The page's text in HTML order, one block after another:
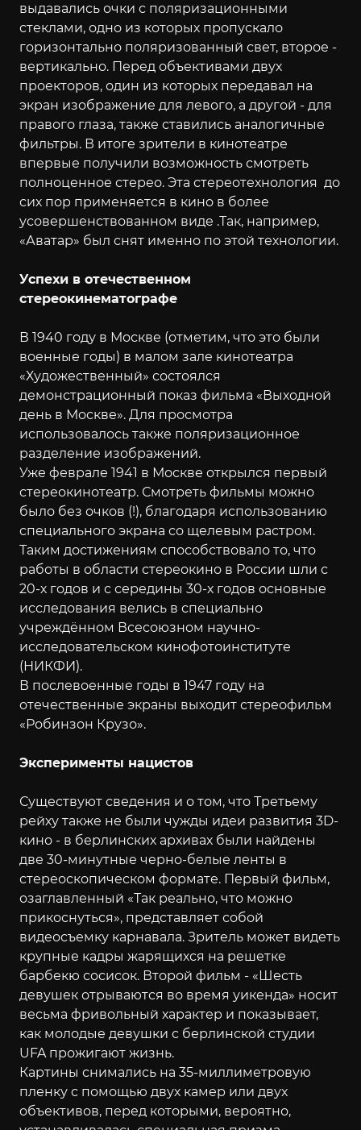
выдавались очки с поляризационными
стеклами, одно из которых пропускало
горизонтально поляризованный свет, второе -
вертикально. Перед объективами двух
проекторов, один из которых передавал на
экран изображение для левого, а другой - для
правого глаза, также ставились аналогичные
фильтры. В итоге зрители в кинотеатре
впервые получили возможность смотреть
полноценное стерео. Эта стереотехнология до
сих пор применяется в кино в более
усовершенствованном виде .Так, например,
«Аватар» был снят именно по этой технологии.
Успехи в отечественном
стереокинематографе
В 1940 году в Москве (отметим, что это были
военные годы) в малом зале кинотеатра
«Художественный» состоялся
демонстрационный показ фильма «Выходной
день в Москве». Для просмотра
использовалось также поляризационное
разделение изображений.
Уже феврале 1941 в Москве открылся первый
стереокинотеатр. Смотреть фильмы можно
было без очков (!), благодаря использованию
специального экрана со щелевым растром.
Таким достижениям способствовало то, что
работы в области стереокино в России шли с
20-х годов и с середины 30-х годов основные
исследования велись в специально
учреждённом Всесоюзном научно-
исследовательском кинофотоинституте
(НИКФИ).
В послевоенные годы в 1947 году на
отечественные экраны выходит стереофильм
«Робинзон Крузо».
Эксперименты нацистов
Существуют сведения и о том, что Третьему
рейху также не были чужды идеи развития 3D-
кино - в берлинских архивах были найдены
две 30-минутные черно-белые ленты в
стереоскопическом формате. Первый фильм,
озаглавленный «Так реально, что можно
прикоснуться», представляет собой
видеосъемку карнавала. Зритель может видеть
крупные кадры жарящихся на решетке
барбекю сосисок. Второй фильм - «Шесть
девушек отрываются во время уикенда» носит
весьма фривольный характер и показывает,
как молодые девушки с берлинской студии
UFA прожигают жизнь.
Картины снимались на 35-миллиметровую
пленку с помощью двух камер или двух
объективов, перед которыми, вероятно,